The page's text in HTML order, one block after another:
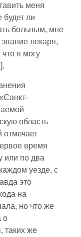
меня
ли
больным, мне
лекаря,
я могу
область
отмечает
время
или по два
уезде, с
это
на
но что же
о
таких же